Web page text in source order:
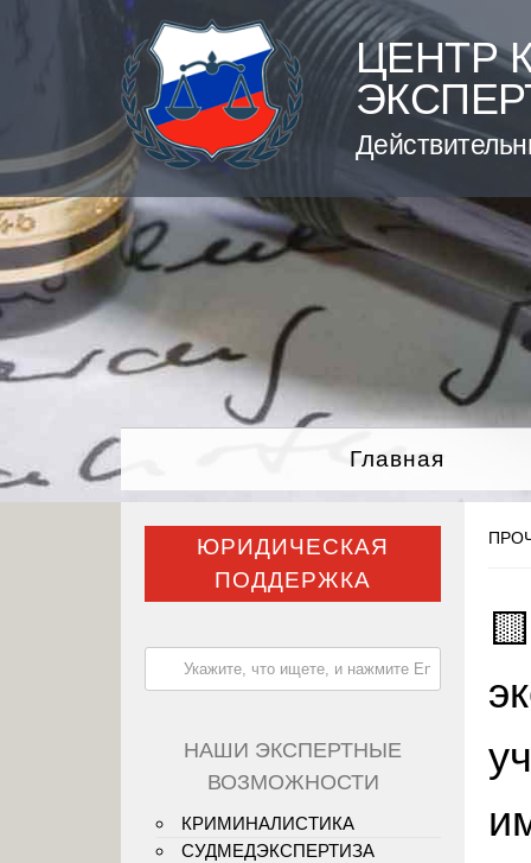
ЦЕНТР
Главная
ЮРИДИЧЕСКАЯ
ПОДДЕРЖКА
НАШИ ЭКСПЕРТНЫЕ
ВОЗМОЖНОСТИ
КРИМИНАЛИСТИКА
СУДМЕДЭКСПЕРТИЗА